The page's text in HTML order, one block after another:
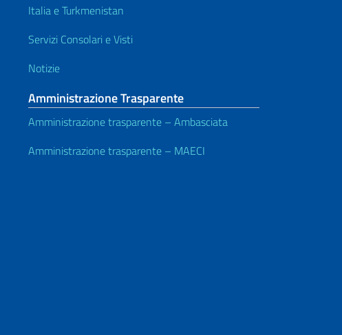
Italia e Turkmenistan
Servizi Consolari e Visti
Notizie
Amministrazione Trasparente
Amministrazione trasparente – Ambasciata
Amministrazione trasparente – MAECI